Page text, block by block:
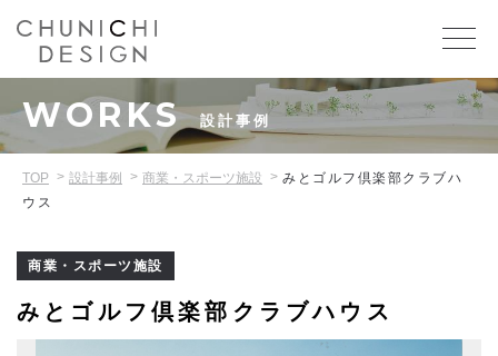
WORKS 設計事例
TOP 設計事例 商業・スポーツ施設
みとゴルフ倶楽部クラブハ
ウス
商業・スポーツ施設
みとゴルフ倶楽部クラブハウス